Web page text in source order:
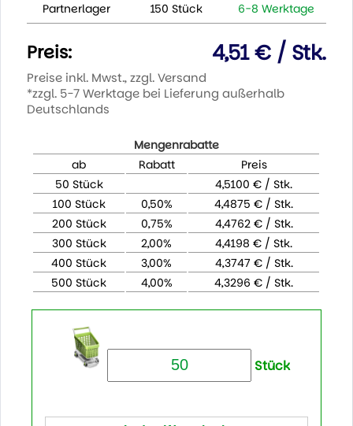
Partnerlager 150 Stück 6-8 Werktage
Preis: 4,51 € / Stk.
Preise inkl. Mwst., zzgl. Versand
*zzgl. 5-7 Werktage bei Lieferung außerhalb
Deutschlands
Mengenrabatte
ab
Rabatt
Preis
50 Stück
4,5100 € / Stk.
100 Stück
0,50%
4,4875 € / Stk.
200 Stück
0,75%
4,4762 € / Stk.
300 Stück
2,00%
4,4198 € / Stk.
400 Stück
3,00%
4,3747 € / Stk.
500 Stück
4,00% 4,3296 € / Stk.
Stück